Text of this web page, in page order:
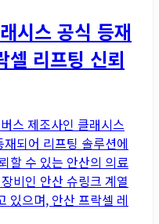
시스 공식 등재
셀 리프팅 신뢰
스 제조사인 클래시스
되어 리프팅 솔루션에
할 수 있는 안산의 의료
비인 안산 슈링크 계열
있으며, 안산 프락셀 레